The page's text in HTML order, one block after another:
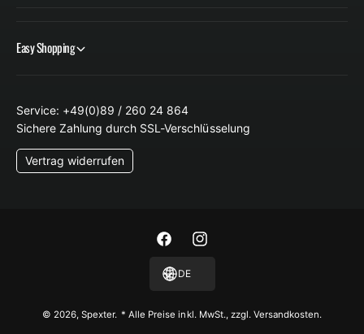
Easy Shopping
Service: +49(0)89 / 260 24 864
Sichere Zahlung durch SSL-Verschlüsselung
Vertrag widerrufen
© 2026,Spexter. * Alle Preise inkl. MwSt., zzgl. Versandkosten.
F
I
n
DE